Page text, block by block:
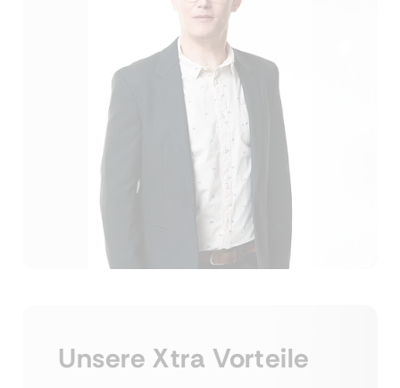
Unsere Xtra Vorteile